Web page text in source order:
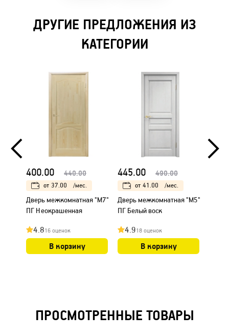
ДРУГИЕ ПРЕДЛОЖЕНИЯ ИЗ
КАТЕГОРИИ
400.00 440.00
от 37.00 /мес.
Дверь межкомнатная "М7"
ПГ Неокрашенная
4.816 оценок
В корзину
445.00 490.00
от 41.00 /мес.
Дверь межкомнатная "М5"
ПГ Белый воск
4.918 оценок
В корзину
ПРОСМОТРЕННЫЕ ТОВАРЫ